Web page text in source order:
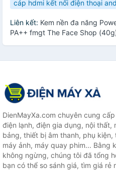
cáp hdmi kết nối điện thoại
Liên kết: Kem nền đa năng
PA++ fmgt The Face Shop
DienMayXa.com chuyên cung
điện lạnh, điện gia dụng, nội thất,
bảng, thiết bị âm thanh, phụ
máy ảnh, máy quay phim... Bằng
không ngừng, chúng tôi đã tổng
bạn có thể so sánh giá, tìm giá rẻ